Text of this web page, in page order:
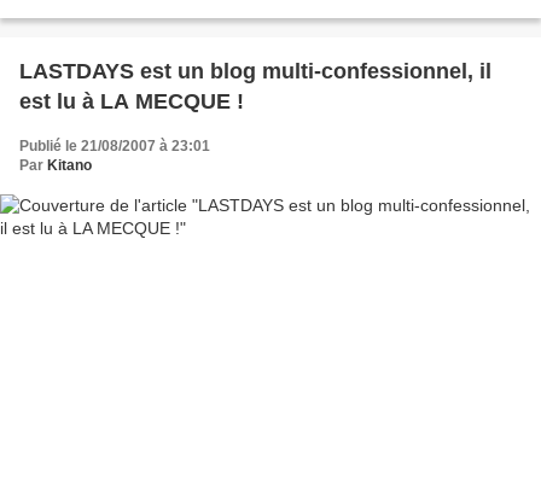
LASTDAYS est un blog multi-confessionnel, il
est lu à LA MECQUE !
Publié le 21/08/2007 à 23:01
Par Kitano